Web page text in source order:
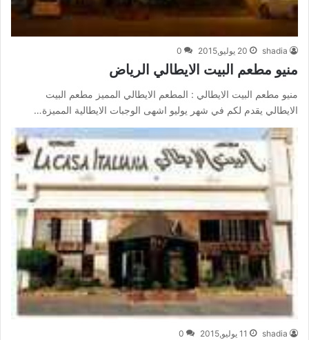
shadia 20 يوليو,2015 0
منيو مطعم البيت الايطالي الرياض
منيو مطعم البيت الايطالي : المطعم الايطالي المميز مطعم البيت
الايطالي يقدم لكم في شهر يوليو اشهى الوجبات الايطالية المميزة…
shadia 11 يوليو,2015 0